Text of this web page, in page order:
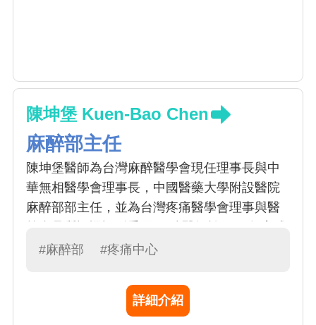
陳坤堡 Kuen-Bao Chen
麻醉部主任
陳坤堡醫師為台灣麻醉醫學會現任理事長與中
華無相醫學會理事長，中國醫藥大學附設醫院
麻醉部部主任，並為台灣疼痛醫學會理事與醫
麻醉專科醫師訓練，1994年創立中國醫藥大學
任。1997年至紐澤西大學附設醫院接受疼痛醫
學相關訓練，1998年赴美國麻州之波士頓兒童
#麻醉部 #疼痛中心
詳細介紹